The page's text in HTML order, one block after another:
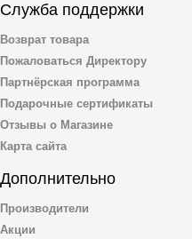
Служба поддержки
Возврат товара
Пожаловаться Директору
Партнёрская программа
Подарочные сертификаты
Отзывы о Магазине
Карта сайта
Дополнительно
Производители
Акции